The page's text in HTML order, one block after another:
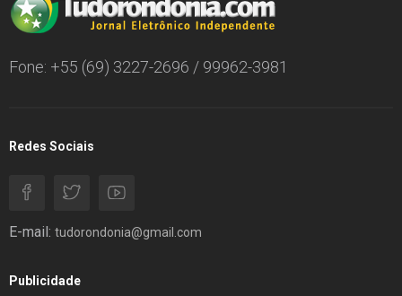
Fone: +55 (69) 3227-2696 / 99962-3981
Redes Sociais
E-mail: tudorondonia@gmail.com
Publicidade